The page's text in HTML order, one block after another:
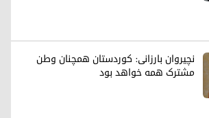
نچیروان بارزانی: کوردستان همچنان وطن
مشترک همه خواهد بود